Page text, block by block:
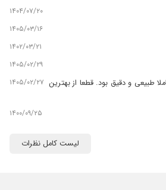
۱۴۰۴/۰۷/۲۰
۱۴۰۵/۰۳/۱۶
۱۴۰۲/۰۳/۲۱
۱۴۰۵/۰۲/۲۹
طبیعی و دقیق بود. قطعا از بهترین ۱۴۰۵/۰۲/۲۷
۱۴۰۰/۰۹/۲۵
۱۴۰۵/۰۱/۲۳
لیست کامل نظرات